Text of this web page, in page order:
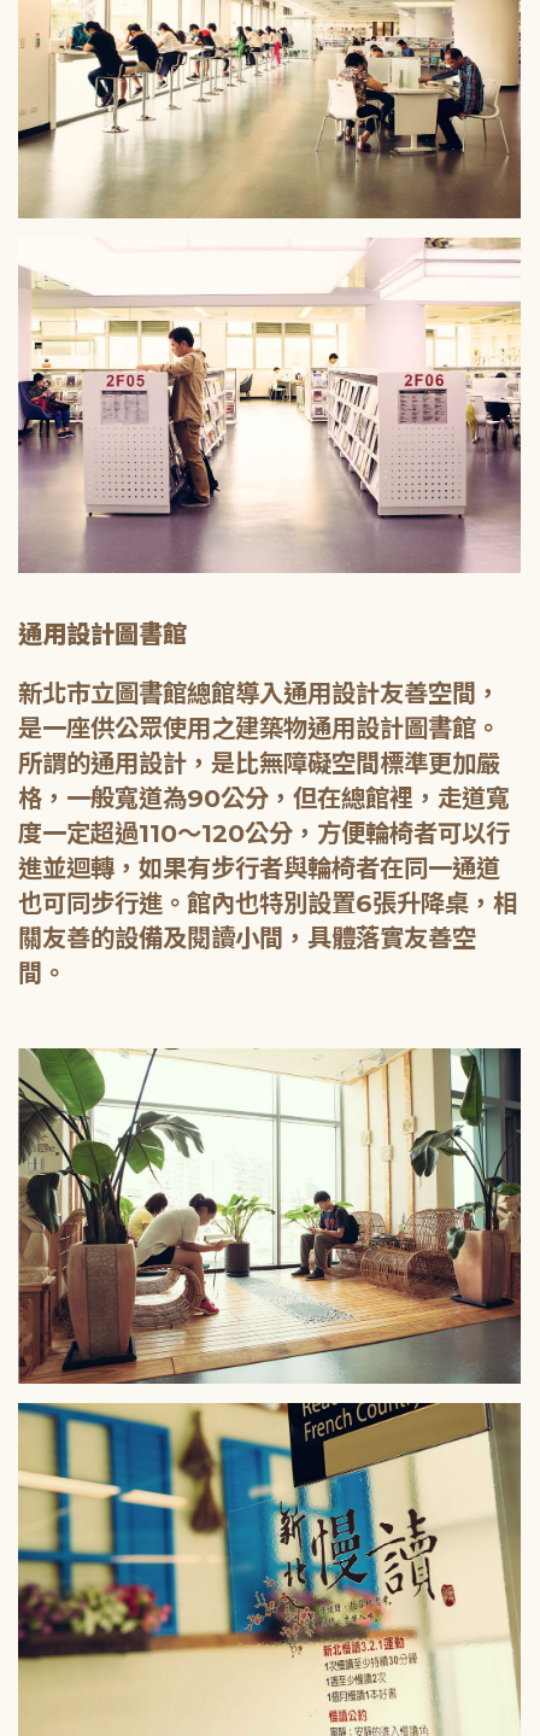
通用設計圖書館
新北市立圖書館總館導入通用設計友善空間，
是一座供公眾使用之建築物通用設計圖書館。
所謂的通用設計，是比無障礙空間標準更加嚴
格，一般寬道為90公分，但在總館裡，走道寬
度一定超過110～120公分，方便輪椅者可以行
進並迴轉，如果有步行者與輪椅者在同一通道
也可同步行進。館內也特別設置6張升降桌，相
關友善的設備及閱讀小間，具體落實友善空
間。